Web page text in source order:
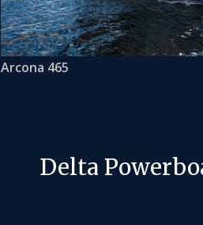
Arcona 465
Delta